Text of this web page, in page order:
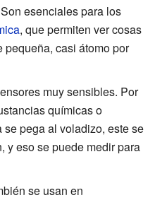
Son esenciales para los
, que permiten ver cosas
casi átomo por
muy sensibles. Por
químicas o
pega al voladizo, este se
y eso se puede medir para
se usan en